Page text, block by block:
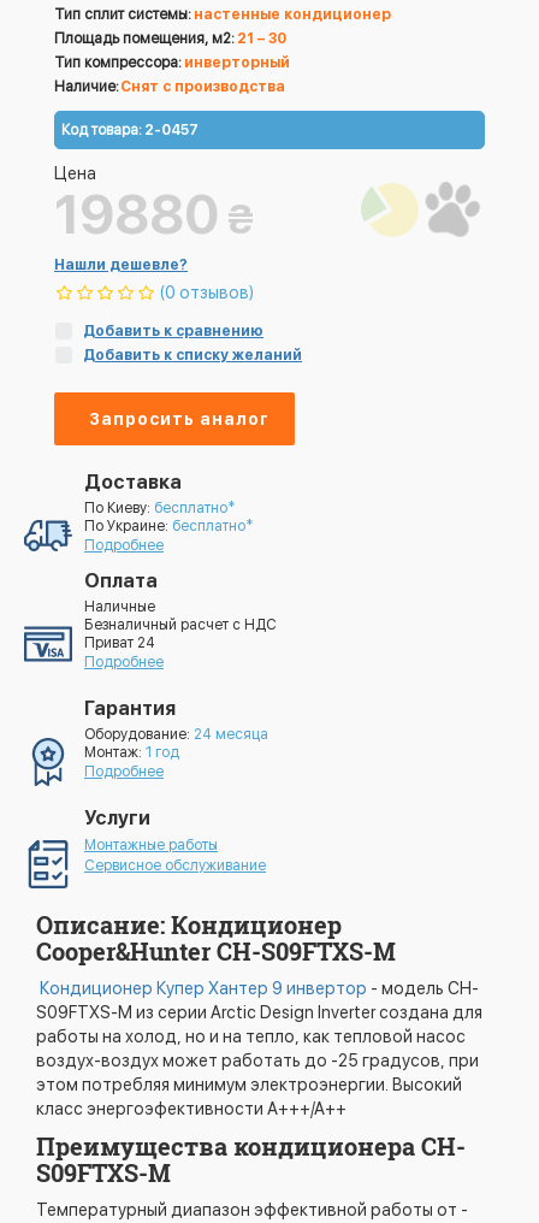
Тип сплит системы: настенные кондиционер
Площадь помещения, м2: 21 – 30
Тип компрессора: инверторный
Наличие:Снят с производства
Код товара: 2-0457
Цена
19880 ₴
Нашли дешевле?
(0 отзывов)
Добавить к сравнению
Добавить к списку желаний
Запросить аналог
Доставка
По Киеву: бесплатно*
По Украине: бесплатно*
Подробнее
Оплата
Наличные
Безналичный расчет с НДС
Приват 24
Подробнее
Гарантия
Оборудование: 24 месяца
Монтаж: 1 год
Подробнее
Услуги
Монтажные работы
Сервисное обслуживание
Описание: Кондиционер
Cooper&Hunter CH-S09FTXS-M
Кондиционер Купер Хантер 9 инвертор - модель CH-
S09FTXS-M из серии Arctic Design Inverter создана для
работы на холод, но и на тепло, как тепловой насос
воздух-воздух может работать до -25 градусов, при
этом потребляя минимум электроэнергии. Высокий
класс энергоэфективности А+++/А++
Преимущества кондиционера CH-
S09FTXS-M
Температурный диапазон эффективной работы от -